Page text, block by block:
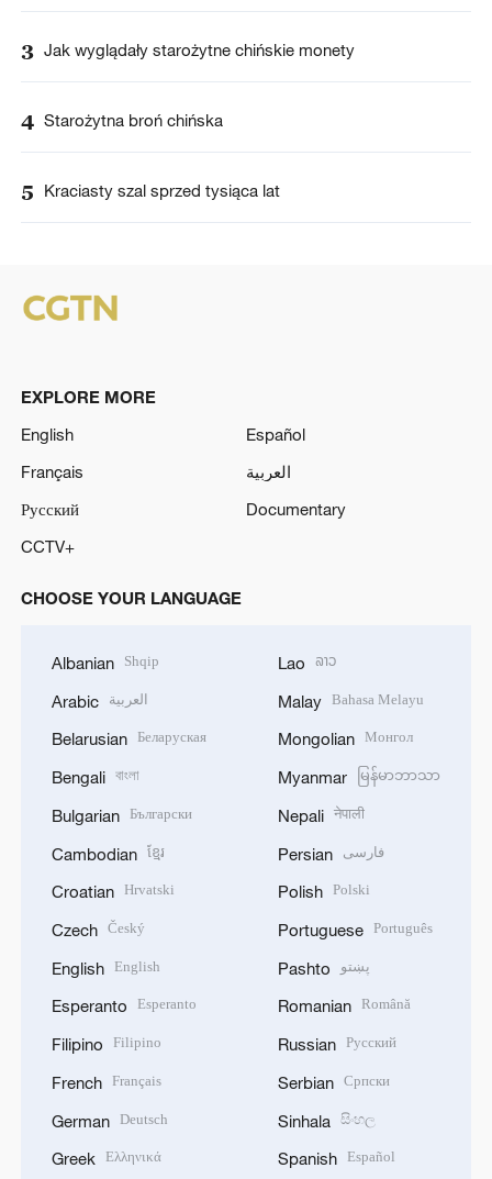
3 Jak wyglądały starożytne chińskie monety
4 Starożytna broń chińska
5 Kraciasty szal sprzed tysiąca lat
EXPLORE MORE
English
Español
Français
العربية
Русский
Documentary
CCTV+
CHOOSE YOUR LANGUAGE
Albanian Shqip
Arabic العربية
Belarusian Беларуская
Bengali বাংলা
Bulgarian Български
Cambodian ខ្មែរ
Croatian Hrvatski
Czech Český
English English
Esperanto Esperanto
Filipino Filipino
French Français
German Deutsch
Greek Ελληνικά
Lao ລາວ
Malay Bahasa Melayu
Mongolian Монгол
Myanmar မြန်မာဘာသာ
Nepali नेपाली
Persian فارسی
Polish Polski
Portuguese Português
Pashto پښتو
Romanian Română
Russian Русский
Serbian Српски
Sinhala සිංහල
Spanish Español